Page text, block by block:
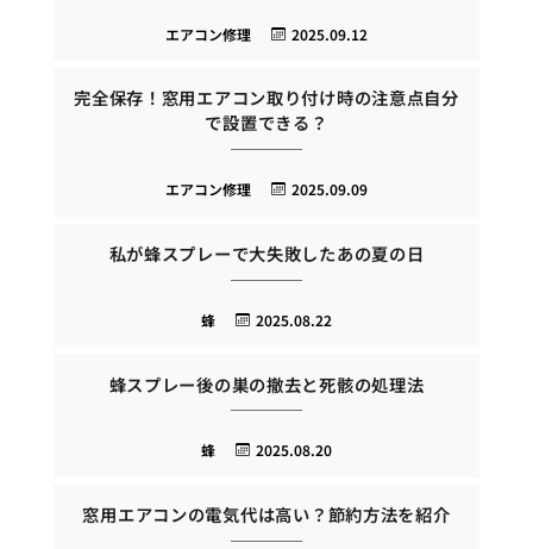
2025.09.12
エアコン修理
完全保存！窓用エアコン取り付け時の注意点自分
で設置できる？
2025.09.09
エアコン修理
私が蜂スプレーで大失敗したあの夏の日
2025.08.22
蜂
蜂スプレー後の巣の撤去と死骸の処理法
2025.08.20
蜂
窓用エアコンの電気代は高い？節約方法を紹介